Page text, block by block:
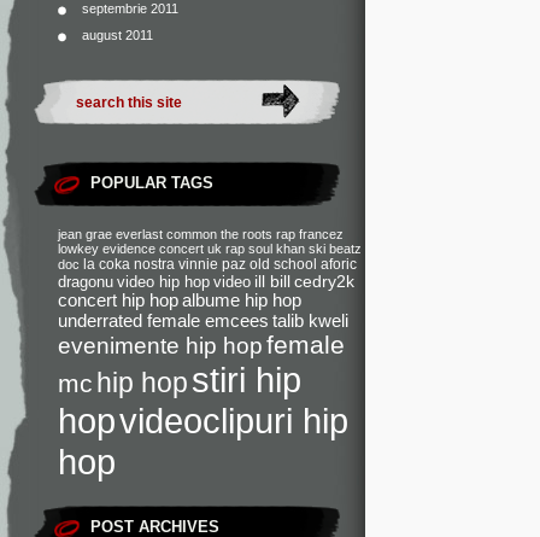
septembrie 2011
august 2011
POPULAR TAGS
jean grae everlast common the roots rap francez
lowkey evidence concert uk rap soul khan ski beatz
doc la coka nostra vinnie paz old school aforic
dragonu video hip hop video ill bill cedry2k
concert hip hopalbume hip hop
underrated female emcees talib kweli
evenimente hip hopfemale
mc hip hopstiri hip
hopvideoclipuri hip
hop
POST ARCHIVES